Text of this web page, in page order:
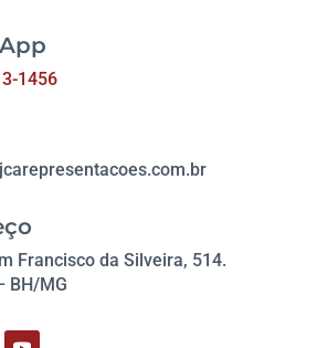
1456
Francisco da Silveira, 514.
BH/MG